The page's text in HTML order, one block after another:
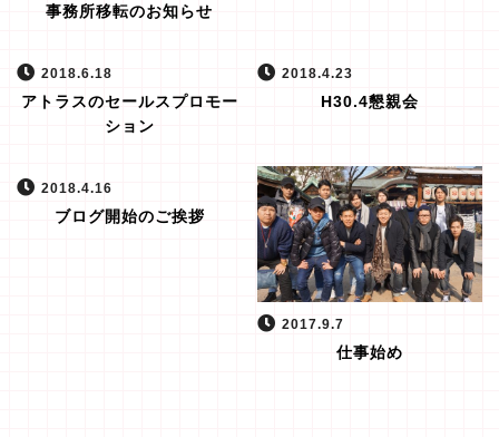
事務所移転のお知らせ
2018.6.18
アトラスのセールスプロモー
ション
2018.4.23
H30.4懇親会
2018.4.16
ブログ開始のご挨拶
2017.9.7
仕事始め